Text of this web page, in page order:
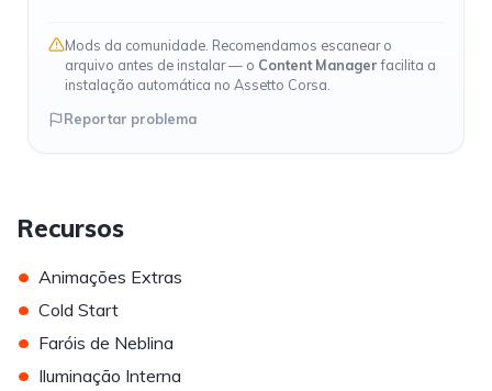
Mods da comunidade. Recomendamos escanear o
arquivo antes de instalar — o Content Managerfacilita a
instalação automática no Assetto Corsa.
Reportar problema
Recursos
• Animações Extras
• Cold Start
• Faróis de Neblina
• Iluminação Interna